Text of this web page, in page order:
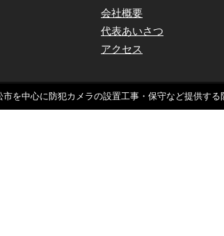
会社概要
代表あいさつ
アクセス
を中心に防犯カメラの設置工事・保守など提供す